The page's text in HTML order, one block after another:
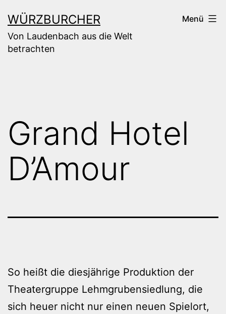
Inhalt
springen
WÜRZBURCHER
Von Laudenbach aus die Welt
betrachten
Menü
Grand Hotel
D’Amour
So heißt die diesjährige Produktion der
Theatergruppe Lehmgrubensiedlung, die
sich heuer nicht nur einen neuen Spielort,